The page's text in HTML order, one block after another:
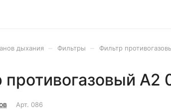
дыхания Фильтры Фильтр
противогазовый
Арт. 086